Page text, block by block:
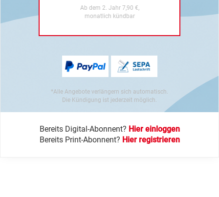
Ab dem 2. Jahr 7,90 €,
monatlich kündbar
*Alle Angebote verlängern sich automatisch.
Die Kündigung ist jederzeit möglich.
Bereits Digital-Abonnent? Hier einloggen
Bereits Print-Abonnent? Hier registrieren